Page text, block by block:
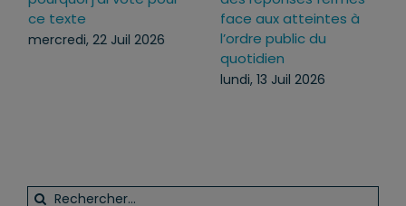
ce texte
mercredi, 22 Juil 2026
face aux atteintes à
l’ordre public du
quotidien
lundi, 13 Juil 2026
Rechercher: